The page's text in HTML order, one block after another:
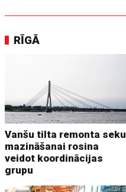
RĪGĀ
Vanšu tilta remonta seku
mazināšanai rosina
veidot koordinācijas
grupu